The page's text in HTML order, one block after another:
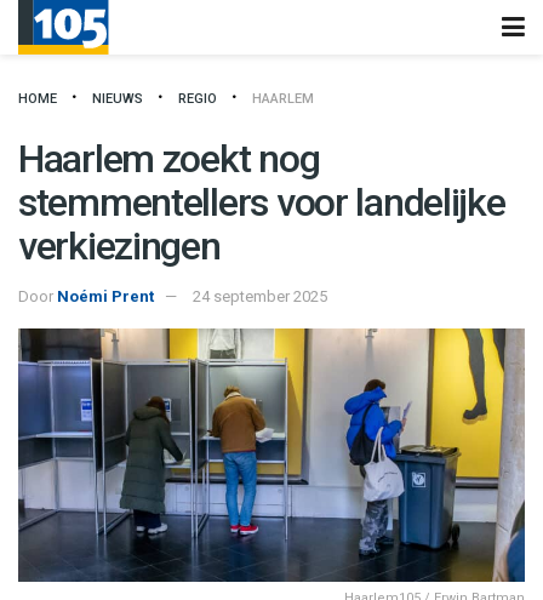
HOME NIEUWS REGIO HAARLEM
Haarlem zoekt nog
stemmentellers voor landelijke
verkiezingen
Door Noémi Prent 24 september 2025